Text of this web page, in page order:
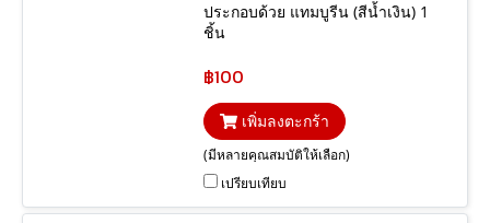
ประกอบด้วย แทมบูรีน (สีน้ำเงิน) 1
ชิ้น
฿100
เพิ่มลงตะกร้า
(มีหลายคุณสมบัติให้เลือก)
เปรียบเทียบ